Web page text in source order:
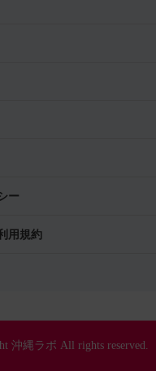
ー
用規約
沖縄ラボ All rights reserved.